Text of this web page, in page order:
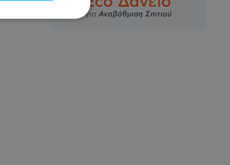
και τη
cookies.
του χρήστη
και
των
από το